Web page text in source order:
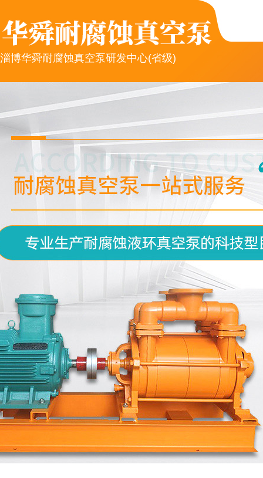
淄博华舜耐腐蚀真空泵研发中心(省级)